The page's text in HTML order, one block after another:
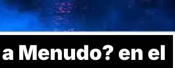
Menudo? en el